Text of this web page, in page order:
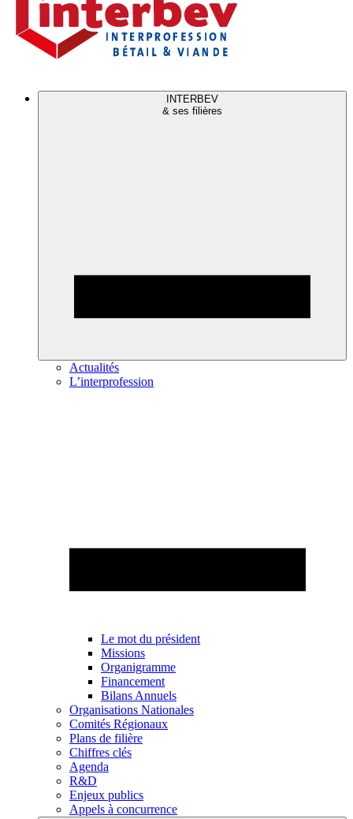
INTERBEV
& ses filières
Actualités
L’interprofession
Le mot du président
Missions
Organigramme
Financement
Bilans Annuels
Organisations Nationales
Comités Régionaux
Plans de filière
Chiffres clés
Agenda
R&D
Enjeux publics
Appels à concurrence